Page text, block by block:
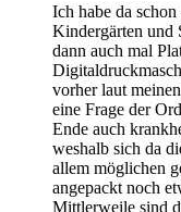
Ich habe da schon
Kindergärten und
dann auch mal
vorher laut
eine Frage der
Ende auch
weshalb sich da
allem möglichen
angepackt noch
Mittlerweile sind